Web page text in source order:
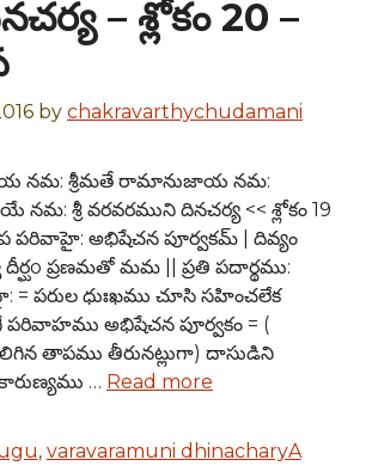
– శ్లోకం 20 –
by chakravarthychudamani
నమ: శ్రీమతే రామానుజాయ నమ:
నమ: శ్రీ వరవరముని దినచర్య << శ్లోకం 19
పరివాహై: అభిషేచన పూర్వకమ్ | దివ్యం
ప్రణమతో మమ || ప్రతి పదార్థము:
= పరుల ధుఃఖము చూసి సహించలేక
అభిషేచన పూర్వకం = (
తాపము తీరునట్లుగా) దాసుడిని
… Read more
, varavaramuni dhinacharyA